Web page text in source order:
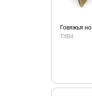
Говяжья
TitBit